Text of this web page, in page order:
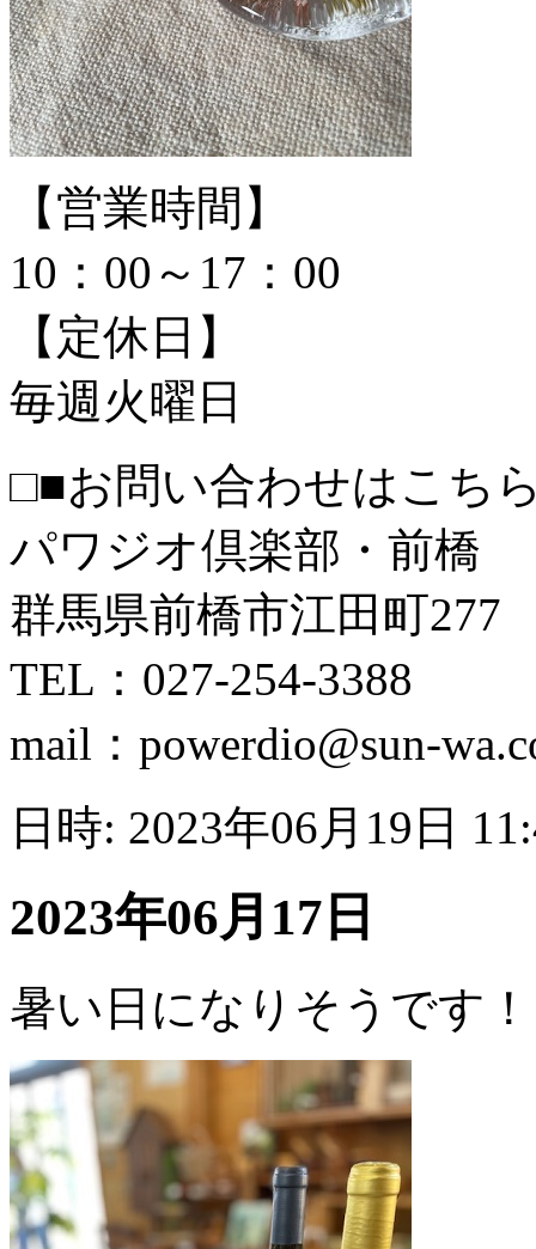
【営業時間】
10：00～17：00
【定休日】
毎週火曜日
□■お問い合わせはこち
パワジオ倶楽部・前橋
群馬県前橋市江田町277
TEL：027-254-3388
mail：powerdio@sun-
日時: 2023年06月19日
2023年06月17日
暑い日になりそうです！